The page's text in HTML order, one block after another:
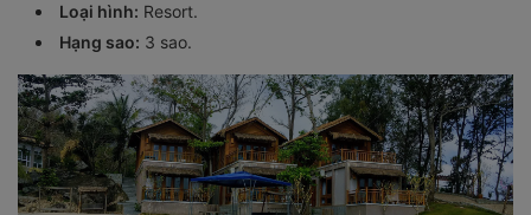
Loại hình: Resort.
Hạng sao: 3 sao.